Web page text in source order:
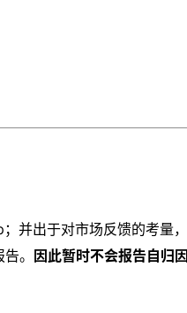
并出于对市场反馈的考量，
。
因此暂时不会报告自归因